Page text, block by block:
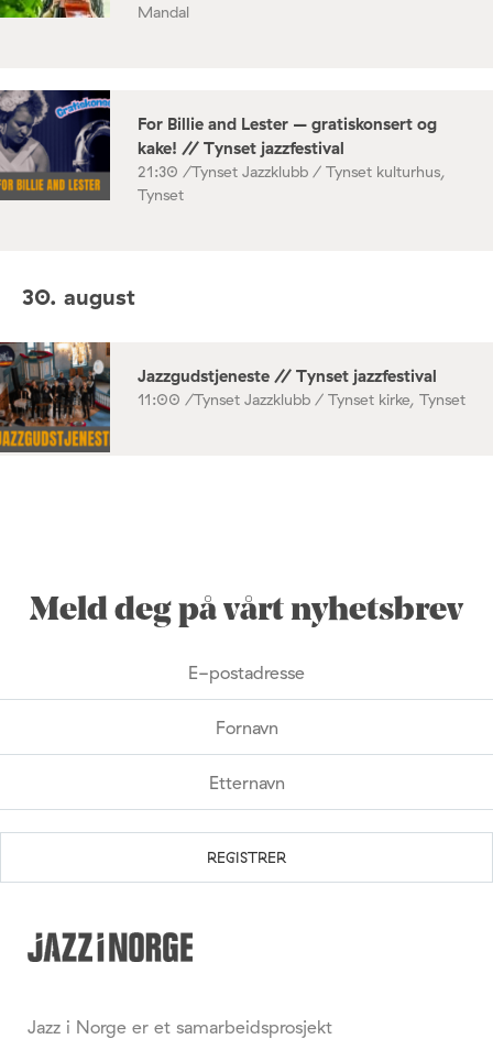
Mandal
For Billie and Lester – gratiskonsert og
kake! // Tynset jazzfestival
21:30 /Tynset Jazzklubb / Tynset kulturhus,
Tynset
30. august
Jazzgudstjeneste // Tynset jazzfestival
11:00 /Tynset Jazzklubb / Tynset kirke, Tynset
Meld deg på vårt nyhetsbrev
Jazz i Norge er et samarbeidsprosjekt